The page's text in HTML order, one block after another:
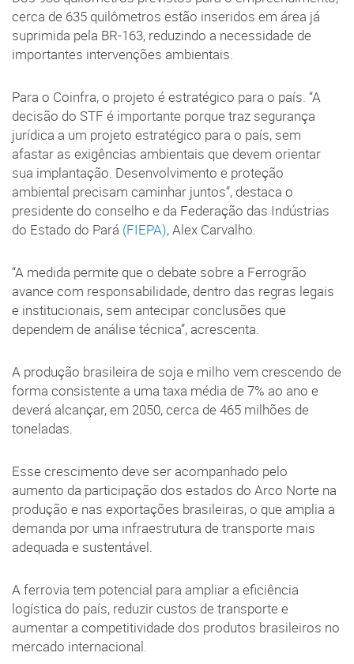
cerca de 635 quilômetros estão inseridos em área já
suprimida pela BR-163, reduzindo a necessidade de
importantes intervenções ambientais.
Para o Coinfra, o projeto é estratégico para o país. “A
decisão do STF é importante porque traz segurança
jurídica a um projeto estratégico para o país, sem
afastar as exigências ambientais que devem orientar
sua implantação. Desenvolvimento e proteção
ambiental precisam caminhar juntos”, destaca o
presidente do conselho e da Federação das Indústrias
do Estado do Pará (FIEPA), Alex Carvalho.
“A medida permite que o debate sobre a Ferrogrão
avance com responsabilidade, dentro das regras legais
e institucionais, sem antecipar conclusões que
dependem de análise técnica”, acrescenta.
A produção brasileira de soja e milho vem crescendo de
forma consistente a uma taxa média de 7% ao ano e
deverá alcançar, em 2050, cerca de 465 milhões de
toneladas.
Esse crescimento deve ser acompanhado pelo
aumento da participação dos estados do Arco Norte na
produção e nas exportações brasileiras, o que amplia a
demanda por uma infraestrutura de transporte mais
adequada e sustentável.
A ferrovia tem potencial para ampliar a eficiência
logística do país, reduzir custos de transporte e
aumentar a competitividade dos produtos brasileiros no
mercado internacional.